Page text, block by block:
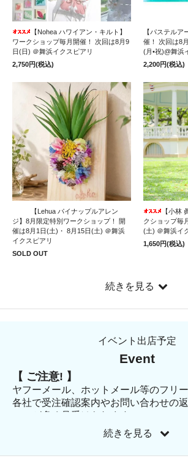
【Nohea ハワイアン・キルト】
ワークショップ毎月開催！ 次回は8月9
日(日) ＠舞浜イクスピアリ
2,750円(税込)
【パステルア
催！ 次回は8
(月•祝)@舞浜
2,200円(税込)
【Lehua パイナップルアレン
ジ】8月限定特別ワークショップ！ 開
催は8月1日(土)・ 8月15日(土) ＠舞浜
イクスピアリ
SOLD OUT
【小林
クショップ毎
(土) ＠舞浜イ
1,650円(税込)
続きを見る
イベント出店予定
Event
【 ご注意! 】
ヤフーメール、ホットメール等のフリ
各社で受注確認案内やお問い合わせの
ースが多く見受けられます。
受注内容確認メールは、自動返信で送
続きを見る